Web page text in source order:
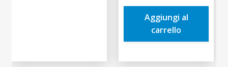
era:
5,00€.
è:
Aggiungi al
carrello